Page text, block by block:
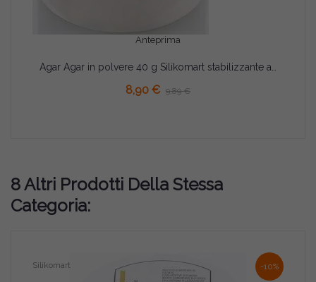
Anteprima
8,90 € 9,89 €
8 Altri Prodotti Della Stessa
Categoria:
-10%
Silikomart